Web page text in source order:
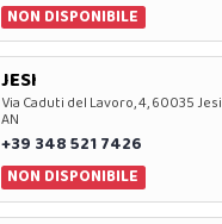
NON DISPONIBILE
JESI
Via Caduti del Lavoro, 4, 60035 Jesi
AN
+39 348 521 7426
NON DISPONIBILE